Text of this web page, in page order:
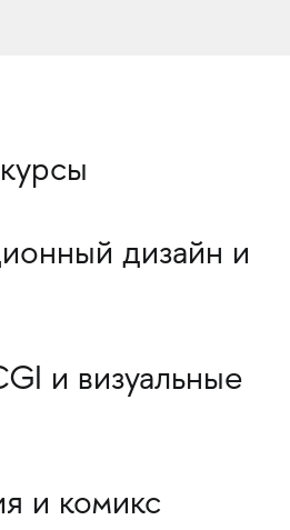
дизайн и
и визуальные
и комикс